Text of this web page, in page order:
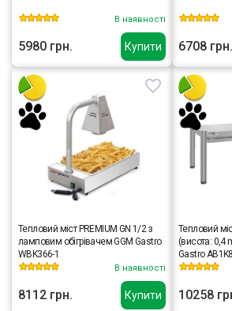
Купити
В наявності
5980 грн. 6708 грн.
Купити
Тепловий міст PREMIUM GN 1/2 з
ламповим обігрівачем GGM Gastro
WBK366-1
В наявності
8112 грн.
Тепловий
(висота: 0,4
Gastro
10258